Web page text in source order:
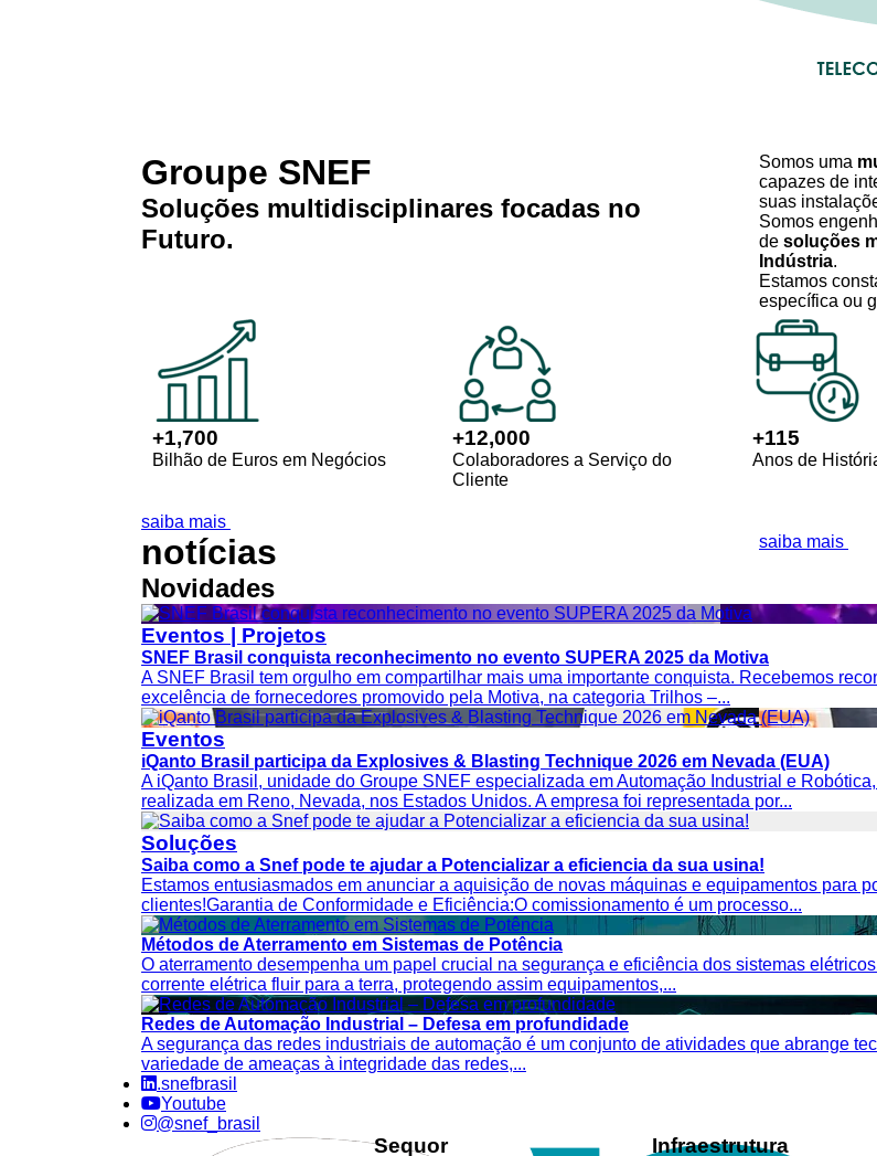
Groupe SNEF
Soluções multidisciplinares focadas no
Futuro.
Somos uma
capazes de
suas
Somos
de soluções
Indústria.
Estamos
específica ou
+1,700
Bilhão de Euros em Negócios
+12,000
Colaboradores a Serviço do
Cliente
+115
Anos de
saiba mais
notícias
Novidades
saiba mais
Eventos | Projetos
SNEF Brasil conquista reconhecimento no evento SUPERA 2025 da Motiva
A SNEF Brasil tem orgulho em compartilhar mais uma importante conquista. Recebemos
excelência de fornecedores promovido pela Motiva, na categoria Trilhos –...
Eventos
iQanto Brasil participa da Explosives & Blasting Technique 2026 em Nevada (EUA)
A iQanto Brasil, unidade do Groupe SNEF especializada em Automação Industrial e
realizada em Reno, Nevada, nos Estados Unidos. A empresa foi representada por...
Soluções
Saiba como a Snef pode te ajudar a Potencializar a eficiencia da sua usina!
Estamos entusiasmados em anunciar a aquisição de novas máquinas e equipamentos para
clientes!Garantia de Conformidade e Eficiência:O comissionamento é um processo...
Métodos de Aterramento em Sistemas de Potência
O aterramento desempenha um papel crucial na segurança e eficiência dos sistemas
corrente elétrica fluir para a terra, protegendo assim equipamentos,...
Redes de Automação Industrial – Defesa em profundidade
A segurança das redes industriais de automação é um conjunto de atividades que abrange
variedade de ameaças à integridade das redes,...
.snefbrasil
Youtube
@snef_brasil
Sequor
Infraestrutura